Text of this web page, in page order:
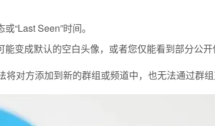
“Last Seen”时间。
变成默认的空白头像，或者您仅能看到部分公开
将对方添加到新的群组或频道中，也无法通过群